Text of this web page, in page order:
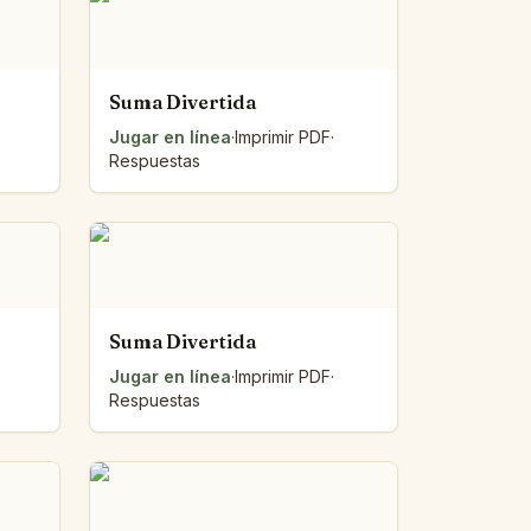
Suma Divertida
Jugar en línea·Imprimir PDF·
Respuestas
Suma Divertida
Jugar en línea·Imprimir PDF·
Respuestas